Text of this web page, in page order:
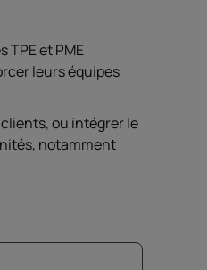
et PME
leurs équipes
ou intégrer le
notamment